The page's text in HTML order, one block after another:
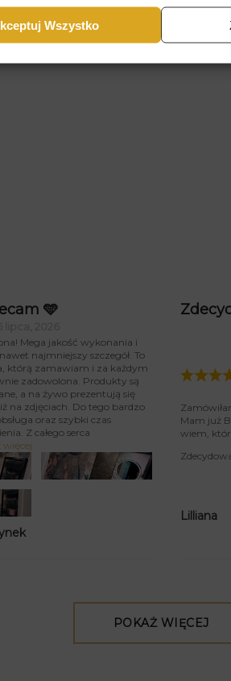
Wszystko
do Twoich potrzeb.
🩵
Mega jakość wykonania i
najmniejszy szczegół. To
którą zamawiam i za każdym
zadowolona. Produkty są
a na żywo prezentują się
na zdjęciach. Do tego bardzo
oraz szybki czas
Z całego serca
więcej
Mam już
wiem,
Lilliana
POKAŻ WIĘCEJ